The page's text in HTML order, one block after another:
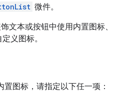
微件。
文本或按钮中使用内置图标、
义图标。
置图标，请指定以下任一项：